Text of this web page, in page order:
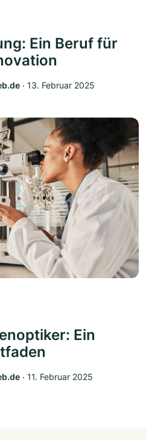
Ein Beruf für
‧ 13. Februar 2025
Ein
‧ 11. Februar 2025